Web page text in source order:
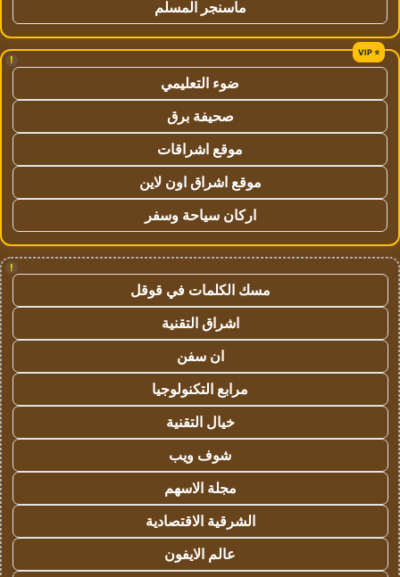
ماسنجر المسلم
!
ضوء التعليمي
صحيفة برق
موقع اشراقات
موقع اشراق اون لاين
اركان سياحة وسفر
!
مسك الكلمات في قوقل
اشراق التقنية
ان سفن
مرابع التكنولوجيا
خيال التقنية
شوف ويب
مجلة الاسهم
الشرقية الاقتصادية
عالم الايفون